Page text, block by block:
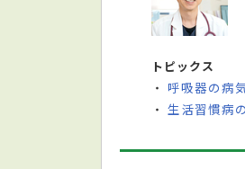
トピックス
・呼吸器の病
・生活習慣病